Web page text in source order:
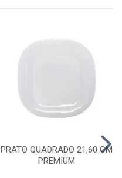
PRATO QUADRADO 21,60 CM
PREMIUM